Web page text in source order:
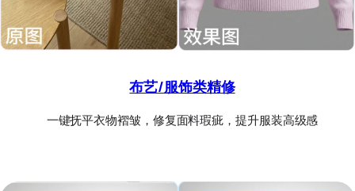
布艺/服饰类精修
一键抚平衣物褶皱，修复面料瑕疵，提升服装高级感